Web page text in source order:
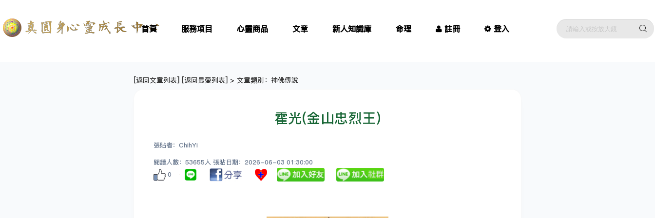
首頁 服務項目 心靈商品 文章 新人知識庫 命理 註冊 登入
[返回文章列表] [返回最愛列表] > 文章類別：神佛傳說
霍光(金山忠烈王)
張貼者：ChihYi
閱讀人數：53655人 張貼日期：2026-06-03 01:30:00
0